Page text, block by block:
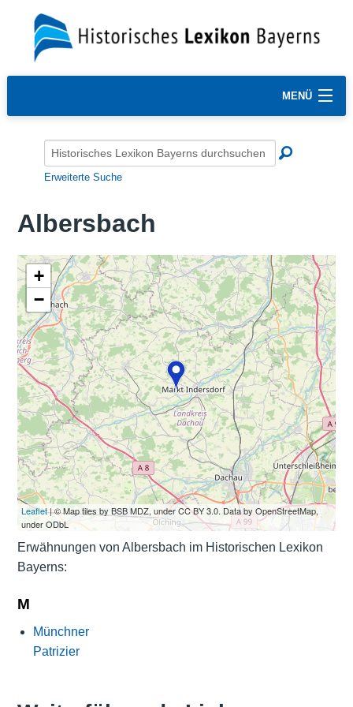
MENÜ
Erweiterte Suche
Albersbach
+
−
Leaflet| © Map tiles by BSB MDZ, under CC BY 3.0. Data by OpenStreetMap,
under ODbL
Erwähnungen von Albersbach im Historischen Lexikon
Bayerns:
M
Münchner
Patrizier